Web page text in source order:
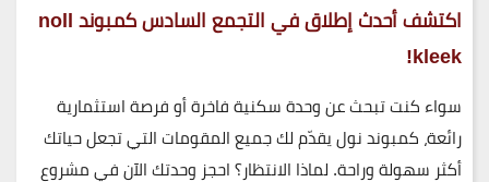
اكتشف أحدث إطلاق في التجمع السادس كمبوند noll
kleek!
سواء كنت تبحث عنوحدة سكنية فاخرةأوفرصة استثمارية
رائعة، كمبوند نوليقدّم لك جميع المقومات التي تجعل حياتك
أكثر سهولة وراحة. لماذا الانتظار؟احجز وحدتك الآن في مشروع